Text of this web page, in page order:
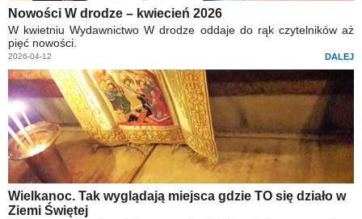
Nowości W drodze – kwiecień 2026
W kwietniu Wydawnictwo W drodze oddaje do rąk czytelników aż
pięć nowości.
2026-04-12 DALEJ
Wielkanoc. Tak wyglądają miejsca gdzie TO się działo w
Ziemi Świętej